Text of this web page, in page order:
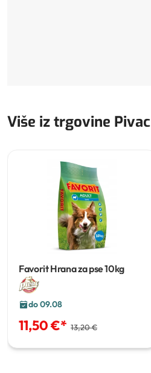
Više iz trgovine Pivac
Favorit Hrana za pse10kg
do 09.08
11,50 €* 13,20 €